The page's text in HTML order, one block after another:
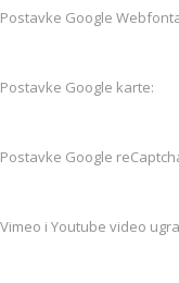
Postavke Google
Postavke Google karte:
Postavke Google
Vimeo i Youtube video